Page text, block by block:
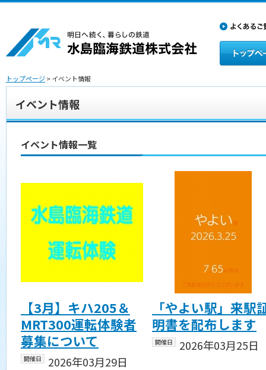
トップページ> イベント情報
イベント情報
イベント情報一覧
【3月】キハ205＆
MRT300運転体験者
募集について
開催日 2026年03月29日
「やよい駅」来駅
明書を配布します
開催日 2026年03月25日